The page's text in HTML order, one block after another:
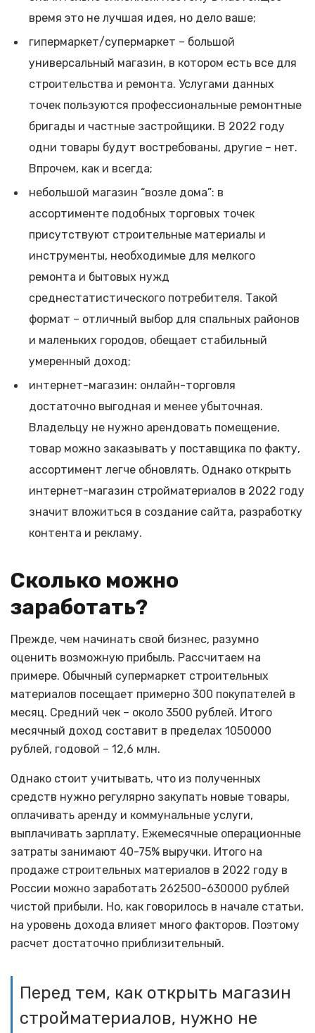
время это не лучшая идея, но дело ваше;
гипермаркет/супермаркет – большой
универсальный магазин, в котором есть все для
строительства и ремонта. Услугами данных
точек пользуются профессиональные ремонтные
бригады и частные застройщики. В 2022 году
одни товары будут востребованы, другие – нет.
Впрочем, как и всегда;
небольшой магазин “возле дома”: в
ассортименте подобных торговых точек
присутствуют строительные материалы и
инструменты, необходимые для мелкого
ремонта и бытовых нужд
среднестатистического потребителя. Такой
формат – отличный выбор для спальных районов
и маленьких городов, обещает стабильный
умеренный доход;
интернет-магазин: онлайн-торговля
достаточно выгодная и менее убыточная.
Владельцу не нужно арендовать помещение,
товар можно заказывать у поставщика по факту,
ассортимент легче обновлять. Однако открыть
интернет-магазин стройматериалов в 2022 году
значит вложиться в создание сайта, разработку
контента и рекламу.
Сколько можно
заработать?
Прежде, чем начинать свой бизнес, разумно
оценить возможную прибыль. Рассчитаем на
примере. Обычный супермаркет строительных
материалов посещает примерно 300 покупателей в
месяц. Средний чек – около 3500 рублей. Итого
месячный доход составит в пределах 1050000
рублей, годовой – 12,6 млн.
Однако стоит учитывать, что из полученных
средств нужно регулярно закупать новые товары,
оплачивать аренду и коммунальные услуги,
выплачивать зарплату. Ежемесячные операционные
затраты занимают 40-75% выручки. Итого на
продаже строительных материалов в 2022 году в
России можно заработать 262500-630000 рублей
чистой прибыли. Но, как говорилось в начале статьи,
на уровень дохода влияет много факторов. Поэтому
расчет достаточно приблизительный.
Перед тем, как открыть магазин
стройматериалов, нужно не